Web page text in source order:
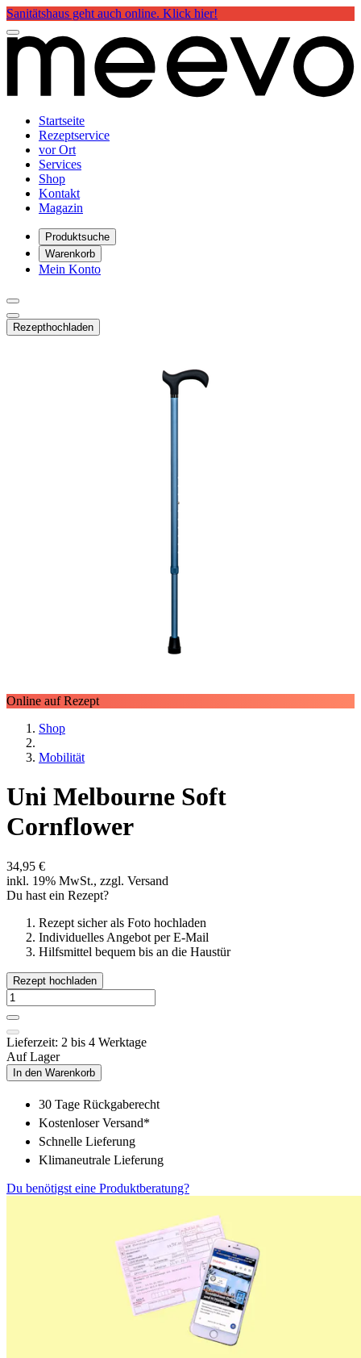
Sanitätshaus geht auch online. Klick hier!
Startseite
Rezeptservice
vor Ort
Services
Shop
Kontakt
Magazin
Produktsuche
Warenkorb
Mein Konto
Rezepthochladen
Online auf Rezept
Shop
Mobilität
Uni Melbourne Soft
Cornflower
34,95 €
inkl. 19% MwSt., zzgl. Versand
Du hast ein Rezept?
Rezept sicher als Foto hochladen
Individuelles Angebot per E-Mail
Hilfsmittel bequem bis an die Haustür
Rezept hochladen
Lieferzeit: 2 bis 4 Werktage
Auf Lager
In den Warenkorb
30 Tage Rückgaberecht
Kostenloser Versand*
Schnelle Lieferung
Klimaneutrale Lieferung
Du benötigst eine Produktberatung?